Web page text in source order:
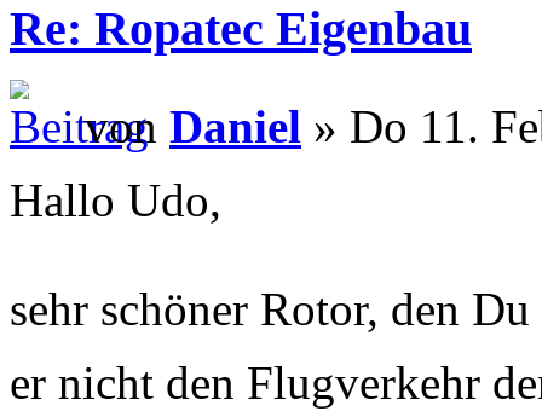
Re: Ropatec Eigenbau
von Daniel » Do 11.
Hallo Udo,
sehr schöner Rotor, den
er nicht den Flugverkehr